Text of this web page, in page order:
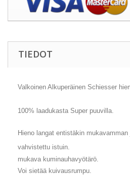
TIEDOT
Valkoinen Alkuperäinen Schiesser
100% laadukasta Super puuvilla.
Hieno langat entistäkin
vahvistettu istuin.
mukava kuminauhavyötärö.
Voi sietää kuivausrumpu.